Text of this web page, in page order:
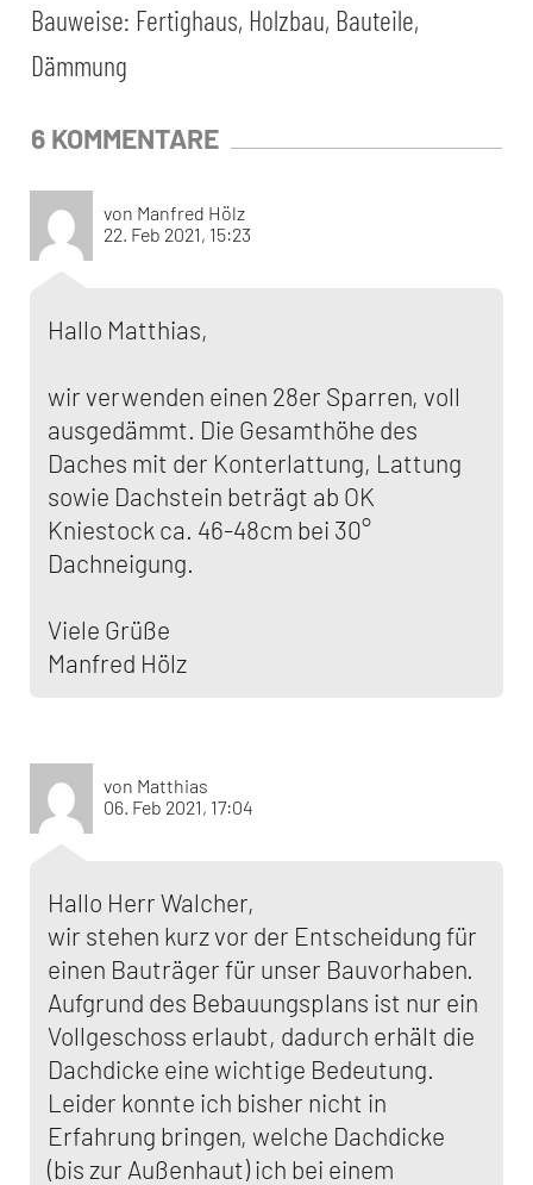
Bauweise: Fertighaus, Holzbau, Bauteile,
Dämmung
6 KOMMENTARE
von Manfred Hölz
22. Feb 2021, 15:23
Hallo Matthias,
wir verwenden einen 28er Sparren, voll
ausgedämmt. Die Gesamthöhe des
Daches mit der Konterlattung, Lattung
sowie Dachstein beträgt ab OK
Kniestock ca. 46-48cm bei 30°
Dachneigung.
Viele Grüße
Manfred Hölz
von Matthias
06. Feb 2021, 17:04
Hallo Herr Walcher,
wir stehen kurz vor der Entscheidung für
einen Bauträger für unser Bauvorhaben.
Aufgrund des Bebauungsplans ist nur ein
Vollgeschoss erlaubt, dadurch erhält die
Dachdicke eine wichtige Bedeutung.
Leider konnte ich bisher nicht in
Erfahrung bringen, welche Dachdicke
(bis zur Außenhaut) ich bei einem